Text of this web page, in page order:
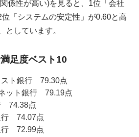
係性が高い)を見ると、1位「会社
「システムの安定性」が0.60と高
としています。
足度ベスト10
ト銀行 79.30点
ット銀行 79.19点
74.38点
74.07点
72.99点